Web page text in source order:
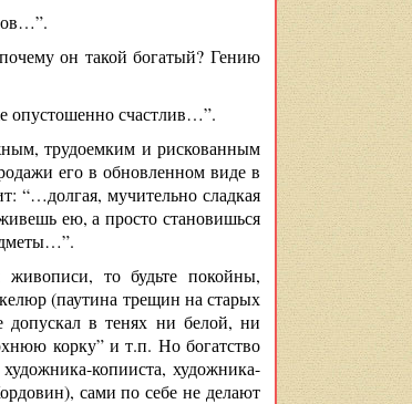
он такой богатый? Гению
опустошенно счастлив…”.
трудоемким и рискованным
его в обновленном виде в
“…долгая, мучительно сладкая
ею, а просто становишься
то будьте покойны,
(паутина трещин на старых
допускал в тенях ни белой, ни
корку” и т.п. Но богатство
копииста, художника-
сами по себе не делают